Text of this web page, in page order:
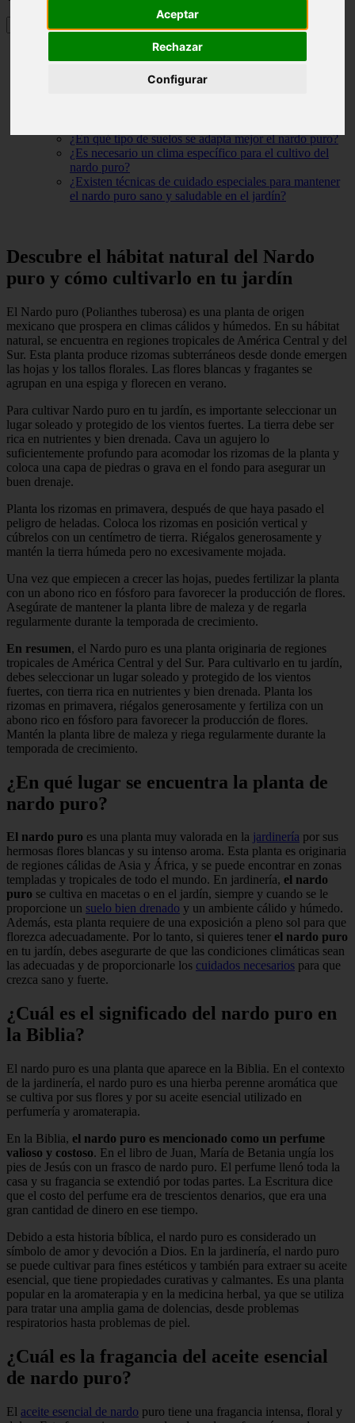
Aceptar
Rechazar
Configurar
Descubre el hábitat natural del Nardo puro y cómo cultivarlo
¿En qué lugar se encuentra la planta de nardo puro?
¿En qué tipo de suelos se adapta mejor el nardo puro?
¿Es necesario un clima específico para el cultivo del
nardo puro?
¿Existen técnicas de cuidado especiales para mantener
el nardo puro sano y saludable en el jardín?
Descubre el hábitat natural del Nardo
puro y cómo cultivarlo en tu jardín
El Nardo puro (Polianthes tuberosa) es una planta de origen
mexicano que prospera en climas cálidos y húmedos. En su hábitat
natural, se encuentra en regiones tropicales de América Central y del
Sur. Esta planta produce rizomas subterráneos desde donde emergen
las hojas y los tallos florales. Las flores blancas y fragantes se
agrupan en una espiga y florecen en verano.
Para cultivar Nardo puro en tu jardín, es importante seleccionar un
lugar soleado y protegido de los vientos fuertes. La tierra debe ser
rica en nutrientes y bien drenada. Cava un agujero lo
suficientemente profundo para acomodar los rizomas de la planta y
coloca una capa de piedras o grava en el fondo para asegurar un
buen drenaje.
Planta los rizomas en primavera, después de que haya pasado el
peligro de heladas. Coloca los rizomas en posición vertical y
cúbrelos con un centímetro de tierra. Riégalos generosamente y
mantén la tierra húmeda pero no excesivamente mojada.
Una vez que empiecen a crecer las hojas, puedes fertilizar la planta
con un abono rico en fósforo para favorecer la producción de flores.
Asegúrate de mantener la planta libre de maleza y de regarla
regularmente durante la temporada de crecimiento.
En resumen, el Nardo puro es una planta originaria de regiones
tropicales de América Central y del Sur. Para cultivarlo en tu jardín,
debes seleccionar un lugar soleado y protegido de los vientos
fuertes, con tierra rica en nutrientes y bien drenada. Planta los
rizomas en primavera, riégalos generosamente y fertiliza con un
abono rico en fósforo para favorecer la producción de flores.
Mantén la planta libre de maleza y riega regularmente durante la
temporada de crecimiento.
¿En qué lugar se encuentra la planta de
nardo puro?
El nardo puro es una planta muy valorada en la jardinería por sus
hermosas flores blancas y su intenso aroma. Esta planta es originaria
de regiones cálidas de Asia y África, y se puede encontrar en zonas
templadas y tropicales de todo el mundo. En jardinería, el nardo
puro se cultiva en macetas o en el jardín, siempre y cuando se le
proporcione un suelo bien drenado y un ambiente cálido y húmedo.
Además, esta planta requiere de una exposición a pleno sol para que
florezca adecuadamente. Por lo tanto, si quieres tener el nardo puro
en tu jardín, debes asegurarte de que las condiciones climáticas sean
las adecuadas y de proporcionarle los cuidados necesarios para que
crezca sano y fuerte.
¿Cuál es el significado del nardo puro en
la Biblia?
El nardo puro es una planta que aparece en la Biblia. En el contexto
de la jardinería, el nardo puro es una hierba perenne aromática que
se cultiva por sus flores y por su aceite esencial utilizado en
perfumería y aromaterapia.
En la Biblia, el nardo puro es mencionado como un perfume
valioso y costoso. En el libro de Juan, María de Betania ungía los
pies de Jesús con un frasco de nardo puro. El perfume llenó toda la
casa y su fragancia se extendió por todas partes. La Escritura dice
que el costo del perfume era de trescientos denarios, que era una
gran cantidad de dinero en ese tiempo.
Debido a esta historia bíblica, el nardo puro es considerado un
símbolo de amor y devoción a Dios. En la jardinería, el nardo puro
se puede cultivar para fines estéticos y también para extraer su aceite
esencial, que tiene propiedades curativas y calmantes. Es una planta
popular en la aromaterapia y en la medicina herbal, ya que se utiliza
para tratar una amplia gama de dolencias, desde problemas
respiratorios hasta problemas de piel.
¿Cuál es la fragancia del aceite esencial
de nardo puro?
El aceite esencial de nardo puro tiene una fragancia intensa, floral y